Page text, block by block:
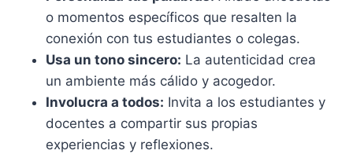
o momentos específicos que resalten la
conexión con tus estudiantes o colegas.
Usa un tono sincero: La autenticidad crea
un ambiente más cálido y acogedor.
Involucra a todos: Invita a los estudiantes y
docentes a compartir sus propias
experiencias y reflexiones.